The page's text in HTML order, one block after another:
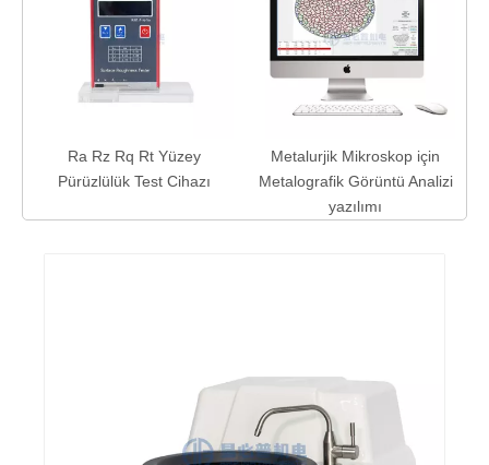
Ra Rz Rq Rt Yüzey
Pürüzlülük Test Cihazı
Metalurjik Mikroskop için
Metalografik Görüntü Analizi
yazılımı